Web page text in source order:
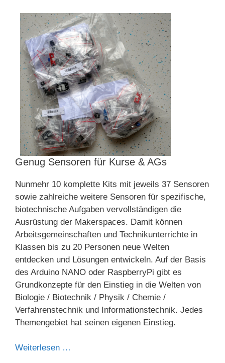
Genug Sensoren für Kurse & AGs
Nunmehr 10 komplette Kits mit jeweils 37 Sensoren
sowie zahlreiche weitere Sensoren für spezifische,
biotechnische Aufgaben vervollständigen die
Ausrüstung der Makerspaces. Damit können
Arbeitsgemeinschaften und Technikunterrichte in
Klassen bis zu 20 Personen neue Welten
entdecken und Lösungen entwickeln. Auf der Basis
des Arduino NANO oder RaspberryPi gibt es
Grundkonzepte für den Einstieg in die Welten von
Biologie / Biotechnik / Physik / Chemie /
Verfahrenstechnik und Informationstechnik. Jedes
Themengebiet hat seinen eigenen Einstieg.
Weiterlesen …